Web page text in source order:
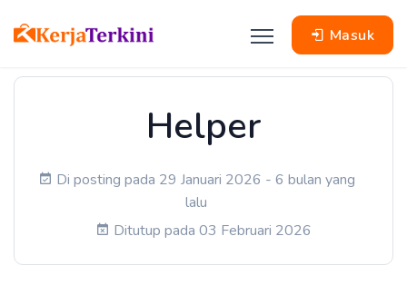
Masuk
Helper
Di posting pada 29 Januari 2026 - 6 bulan yang
lalu
Ditutup pada 03 Februari 2026